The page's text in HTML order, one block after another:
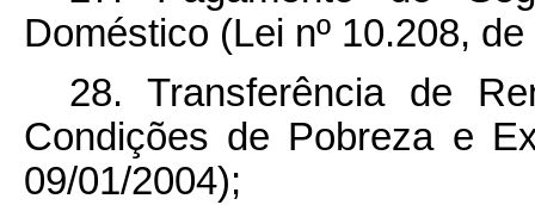
Doméstico (Lei nº 10.208,
28. Transferência de
Condições de Pobreza e
09/01/2004);